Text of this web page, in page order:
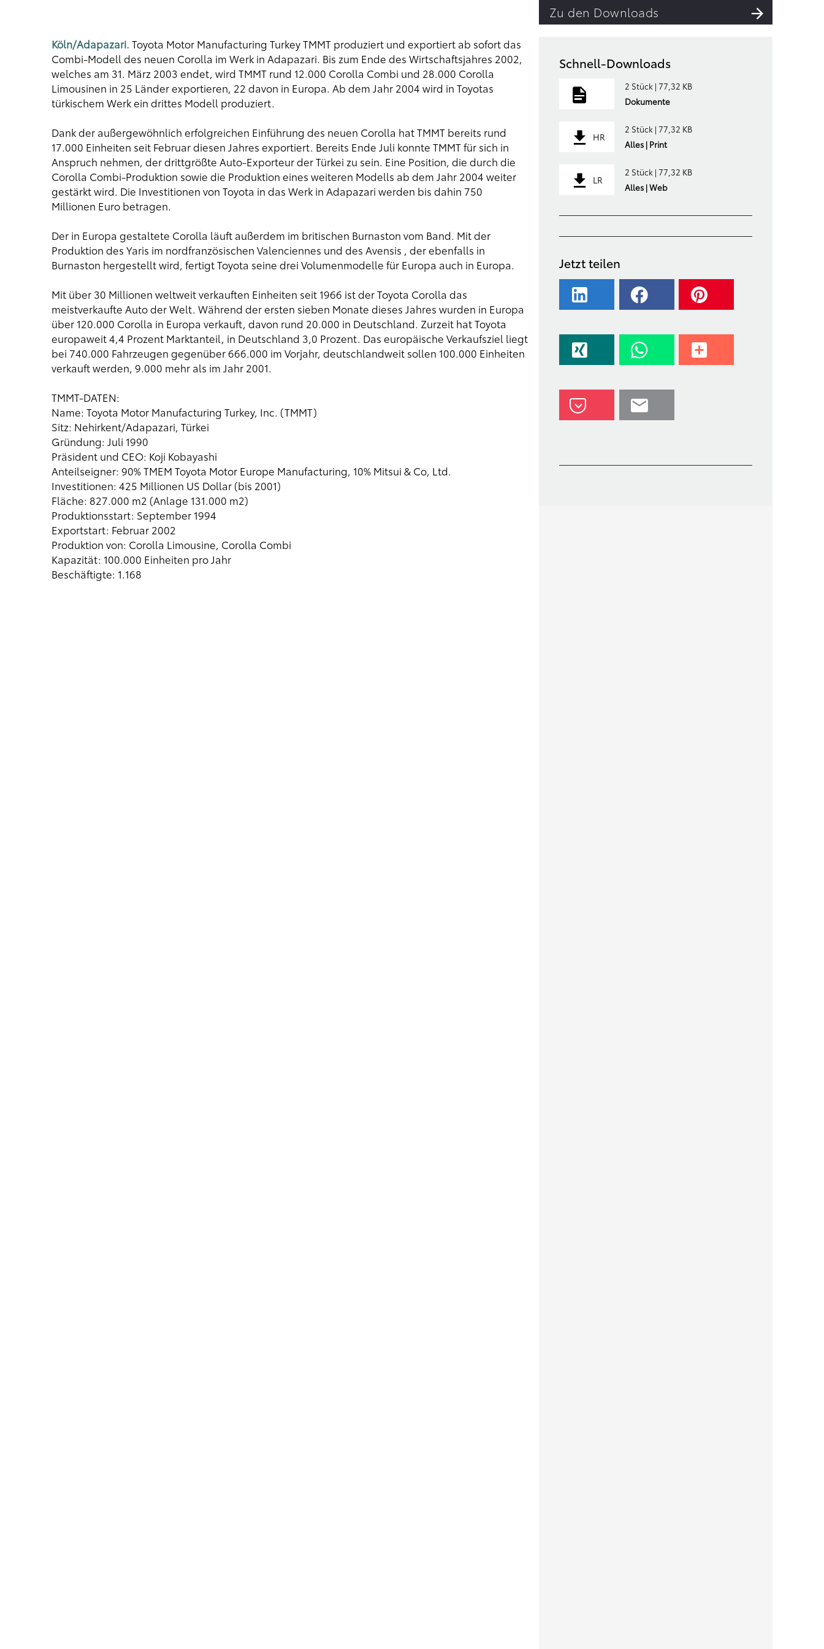
Zu den Downloads
Köln/Adapazari. Toyota Motor Manufacturing Turkey TMMT produziert und exportiert ab sofort das
Combi-Modell des neuen Corolla im Werk in Adapazari. Bis zum Ende des Wirtschaftsjahres 2002,
welches am 31. März 2003 endet, wird TMMT rund 12.000 Corolla Combi und 28.000 Corolla
Limousinen in 25 Länder exportieren, 22 davon in Europa. Ab dem Jahr 2004 wird in Toyotas
türkischem Werk ein drittes Modell produziert.
Dank der außergewöhnlich erfolgreichen Einführung des neuen Corolla hat TMMT bereits rund
17.000 Einheiten seit Februar diesen Jahres exportiert. Bereits Ende Juli konnte TMMT für sich in
Anspruch nehmen, der drittgrößte Auto-Exporteur der Türkei zu sein. Eine Position, die durch die
Corolla Combi-Produktion sowie die Produktion eines weiteren Modells ab dem Jahr 2004 weiter
gestärkt wird. Die Investitionen von Toyota in das Werk in Adapazari werden bis dahin 750
Millionen Euro betragen.
Der in Europa gestaltete Corolla läuft außerdem im britischen Burnaston vom Band. Mit der
Produktion des Yaris im nordfranzösischen Valenciennes und des Avensis , der ebenfalls in
Burnaston hergestellt wird, fertigt Toyota seine drei Volumenmodelle für Europa auch in Europa.
Mit über 30 Millionen weltweit verkauften Einheiten seit 1966 ist der Toyota Corolla das
meistverkaufte Auto der Welt. Während der ersten sieben Monate dieses Jahres wurden in Europa
über 120.000 Corolla in Europa verkauft, davon rund 20.000 in Deutschland. Zurzeit hat Toyota
europaweit 4,4 Prozent Marktanteil, in Deutschland 3,0 Prozent. Das europäische Verkaufsziel liegt
bei 740.000 Fahrzeugen gegenüber 666.000 im Vorjahr, deutschlandweit sollen 100.000 Einheiten
verkauft werden, 9.000 mehr als im Jahr 2001.
TMMT-DATEN:
Name: Toyota Motor Manufacturing Turkey, Inc. (TMMT)
Sitz: Nehirkent/Adapazari, Türkei
Gründung: Juli 1990
Präsident und CEO: Koji Kobayashi
Anteilseigner: 90% TMEM Toyota Motor Europe Manufacturing, 10% Mitsui & Co, Ltd.
Investitionen: 425 Millionen US Dollar (bis 2001)
Fläche: 827.000 m2 (Anlage 131.000 m2)
Produktionsstart: September 1994
Exportstart: Februar 2002
Produktion von: Corolla Limousine, Corolla Combi
Kapazität: 100.000 Einheiten pro Jahr
Beschäftigte: 1.168
Schnell-Downloads
2 Stück | 77,32 KB
Dokumente
HR
2 Stück | 77,32 KB
Alles | Print
LR
2 Stück | 77,32 KB
Alles | Web
Jetzt teilen